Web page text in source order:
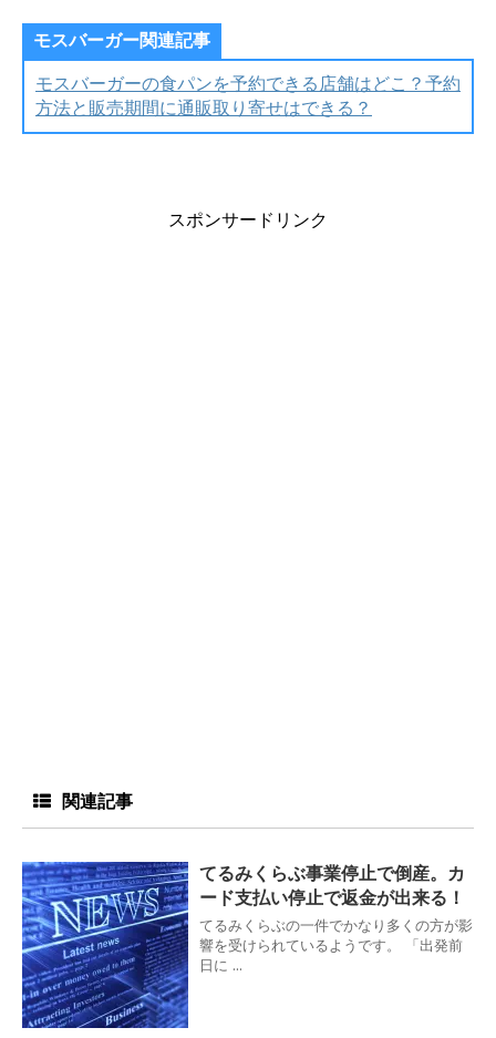
モスバーガー関連記事
モスバーガーの食パンを予約できる店舗はどこ？予約
方法と販売期間に通販取り寄せはできる？
スポンサードリンク
関連記事
てるみくらぶ事業停止で倒産。カ
ード支払い停止で返金が出来る！
てるみくらぶの一件でかなり多くの方が影
響を受けられているようです。 「出発前
日に ...